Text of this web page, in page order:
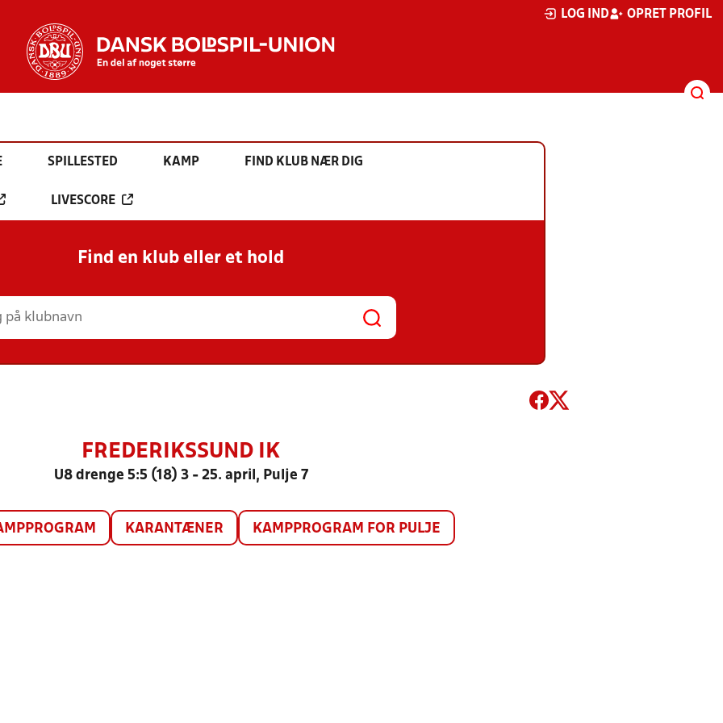
LOG IND OPRET PROFIL
SPILLESTED KAMP FIND KLUB NÆR DIG
LIVESCORE
Find en klub eller et hold
FREDERIKSSUND IK
U8 drenge 5:5 (18) 3 - 25. april, Pulje 7
KARANTÆNER KAMPPROGRAM FOR PULJE